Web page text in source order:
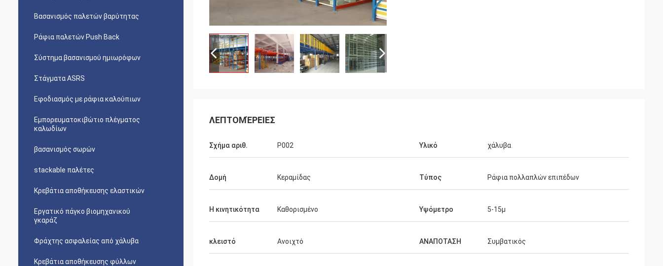
Βασανισμός παλετών βαρύτητας
Ράφια παλετών Push Back
Σύστημα βασανισμού ημιωρόφων
Στάγματα ASRS
Εφοδιασμός με ράφια καλούπιων
Εμπορευματοκιβώτιο πλέγματος
καλωδίων
βασανισμός σωρών
stackable παλέτες
Κρεβάτια αποθήκευσης ελαστικών
Εργατικό πάγκο βιομηχανικού
γκαράζ
Φράχτης ασφαλείας από χάλυβα
Κρεβάτια αποθήκευσης φύλλων
ΛΕΠΤΟΜΈΡΕΙΕΣ
Σχήμα αριθ. P002 Υλικό χάλυβα
Δομή Κεραμίδας Τύπος Ράφια πολλαπλών επιπέδων
Η κινητικότητα Καθορισμένο Υψόμετρο 5-15μ
κλειστό Ανοιχτό ΑΝΑΠΟΤΑΣΗ Συμβατικός